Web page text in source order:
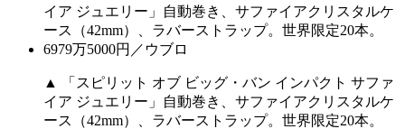
▲ 「スピリット オブ ビッグ・バン インパクト サファ
イア ジュエリー」自動巻き、サファイアクリスタルケ
ース（42mm）、ラバーストラップ。世界限定20本。